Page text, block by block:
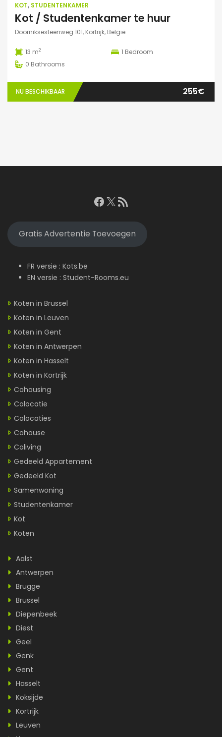
KOT, STUDENTENKAMER
Kot / Studentenkamer te huur
Doorniksesteenweg 101, Kortrijk, België
13 m2 1 Bedroom
0 Bathrooms
NU BESCHIKBAAR 255€
Facebook
X RSS feed
Gratis Advertentie Toevoegen
FR versie : Kots.be
EN versie : Student-Rooms.eu
Koten in Brussel
Koten in Leuven
Koten in Gent
Koten in Antwerpen
Koten in Hasselt
Koten in Kortrijk
Cohousing
Colocatie
Colocaties
Cohouse
Coliving
Gedeeld Appartement
Gedeeld Kot
Samenwoning
Studentenkamer
Kot
Koten
Aalst
Antwerpen
Brugge
Brussel
Diepenbeek
Diest
Geel
Genk
Gent
Hasselt
Koksijde
Kortrijk
Leuven